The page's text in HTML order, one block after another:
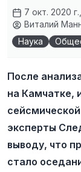
7 окт. 2020
Виталий
Наука
После
на Камчатке,
эксперты
выводу, что
стало